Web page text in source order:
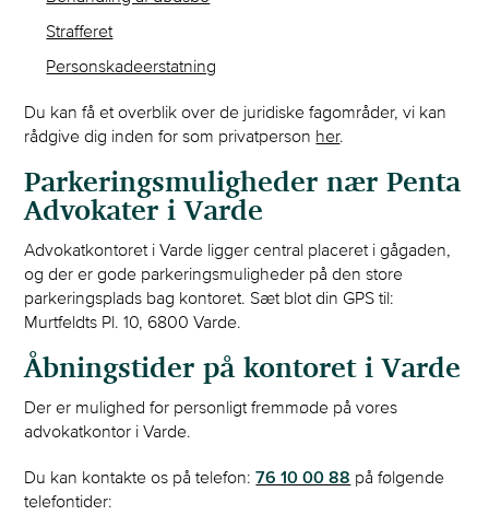
Strafferet
Personskadeerstatning
Du kan få et overblik over de juridiske fagområder, vi kan
rådgive dig inden for som privatperson her.
Parkeringsmuligheder nær Penta
Advokater i Varde
Advokatkontoret i Varde ligger central placeret i gågaden,
og der er gode parkeringsmuligheder på den store
parkeringsplads bag kontoret. Sæt blot din GPS til:
Murtfeldts Pl. 10, 6800 Varde.
Åbningstider på kontoret i Varde
Der er mulighed for personligt fremmøde på vores
advokatkontor i Varde.
Du kan kontakte os på telefon:76 10 00 88 på følgende
telefontider: